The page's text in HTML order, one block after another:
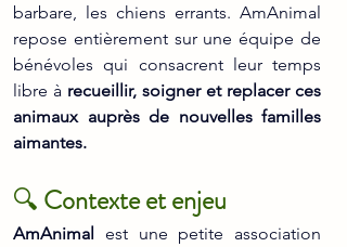
barbare, les chiens errants. AmAnimal
repose entièrement sur une équipe de
bénévoles qui consacrent leur temps
libre à recueillir, soigner et replacer ces
animaux auprès de nouvelles familles
aimantes.
🔍 Contexte et enjeu
AmAnimal est une petite association